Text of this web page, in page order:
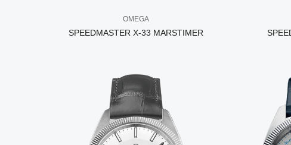
OMEGA
SPEEDMASTER X-33 MARSTIMER